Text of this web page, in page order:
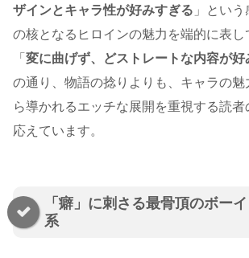
ザインとキャラ性が好みすぎる 」とい
の核となるヒロインの魅力を端的に表し
「 変に曲げず、どストレートな内容が好
の通り、物語の捻りよりも、キャラの
ら導かれるエッチな展開を重視する読者
応えています。
「癖」に刺さる最骨頂のボー
系